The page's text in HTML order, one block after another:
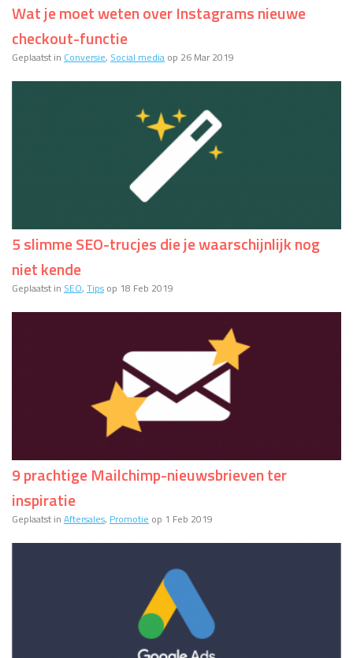
Wat je moet weten over Instagrams nieuwe
checkout-functie
Geplaatst in Conversie, Social media op 26 Mar 2019
5 slimme SEO-trucjes die je waarschijnlijk nog
niet kende
Geplaatst in SEO, Tips op 18 Feb 2019
9 prachtige Mailchimp-nieuwsbrieven ter
inspiratie
Geplaatst in Aftersales, Promotie op 1 Feb 2019